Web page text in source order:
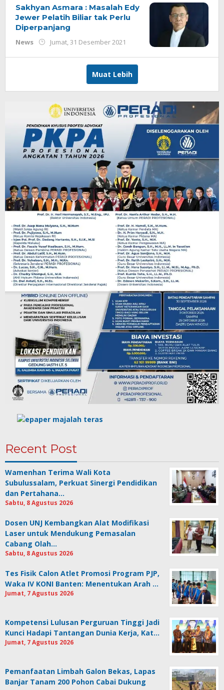
Sakhyan Asmara : Masalah Edy
Jewer Pelatih Biliar tak Perlu
Diperpanjang
News Jumat, 31 Desember 2021
Muat Lebih
Recent Post
Wamenhan Terima Wali Kota
Subulussalam, Perkuat Sinergi Pendidikan
dan Pertahana…
Sabtu, 8 Agustus 2026
Dosen UNJ Kembangkan Alat Modifikasi
Laser untuk Mendukung Pemasalan
Cabang Olah…
Sabtu, 8 Agustus 2026
Tes Fisik Calon Atlet Promosi Program PJP,
Waka IV KONI Banten: Menentukan Arah …
Jumat, 7 Agustus 2026
Kompetensi Lulusan Perguruan Tinggi Jadi
Kunci Hadapi Tantangan Dunia Kerja, Kat…
Jumat, 7 Agustus 2026
Pemanfaatan Limbah Galon Bekas, Lapas
Banjar Tanam 200 Pohon Cabai Dukung